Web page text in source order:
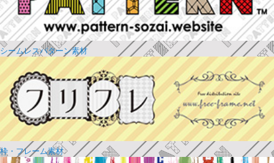
シームレスパターン素材
枠・フレーム素材